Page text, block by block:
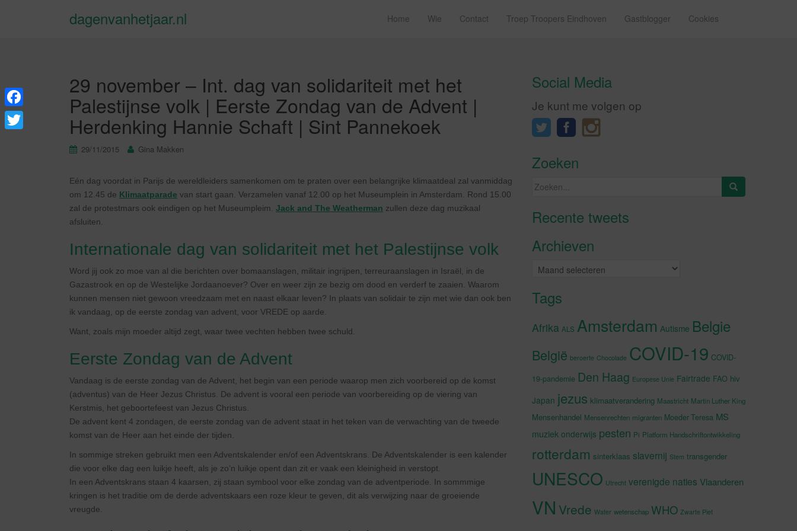
dagenvanhetjaar.nl Home Wie Contact Troep Troopers Eindhoven Gastblogger Cookies
29 november – Int. dag van solidariteit met het
Palestijnse volk | Eerste Zondag van de Advent |
Herdenking Hannie Schaft | Sint Pannekoek
29/11/2015 Gina Makken
Eén dag voordat in Parijs de wereldleiders samenkomen om te praten over een belangrijke klimaatdeal zal vanmiddag
om 12.45 de Klimaatparade van start gaan. Verzamelen vanaf 12.00 op het Museumplein in Amsterdam. Rond 15.00
zal de protestmars ook eindigen op het Museumpleim. Jack and The Weatherman zullen deze dag muzikaal
afsluiten.
Internationale dag van solidariteit met het Palestijnse volk
Word jij ook zo moe van al die berichten over bomaanslagen, militair ingrijpen, terreuraanslagen in Israël, in de
Gazastrook en op de Westelijke Jordaanoever? Over en weer zijn ze bezig om dood en verderf te zaaien. Waarom
kunnen mensen niet gewoon vreedzaam met en naast elkaar leven? In plaats van solidair te zijn met wie dan ook ben
ik vandaag, op de eerste zondag van advent, voor VREDE op aarde.
Want, zoals mijn moeder altijd zegt, waar twee vechten hebben twee schuld.
Eerste Zondag van de Advent
Vandaag is de eerste zondag van de Advent, het begin van een periode waarop men zich voorbereid op de komst
(adventus) van de Heer Jezus Christus. De advent is vooral een periode van voorbereiding op de viering van
Kerstmis, het geboortefeest van Jezus Christus.
De advent kent 4 zondagen, de eerste zondag van de advent staat in het teken van de verwachting van de tweede
komst van de Heer aan het einde der tijden.
In sommige streken gebruikt men een Adventskalender en/of een Adventskrans. De Adventskalender is een kalender
die voor elke dag een luikje heeft, als je zo’n luikje opent dan zit er vaak een kleinigheid in verstopt.
In een Adventskrans staan 4 kaarsen, zij staan symbool voor elke zondag van de adventperiode. In sommmige
kringen is het traditie om de derde adventskaars een roze kleur te geven, dit als verwijzing naar de groeiende
vreugde.
Social Media
Je kunt me volgen op
Zoeken
Zoeken
Recente tweetsKlik om marketing cookies te
Archieven
Archieven
Tags
Afrika ALS Amsterdam Autisme Belgie
België beroerte Chocolade COVID-19 COVID-
19-pandemie Den Haag Europese Unie Fairtrade FAO hiv
Japan jezus klimaatverandering Maastricht Martin Luther King
Mensenhandel Mensenrechten migranten Moeder Teresa MS
muziek onderwijs pesten Pi Platform Handschriftontwikkeling
rotterdam sinterklaas slavernij Stem transgender
UNESCO Utrecht verenigde naties Vlaanderen
VN Vrede Water wetenschap WHO Zwarte Piet
F